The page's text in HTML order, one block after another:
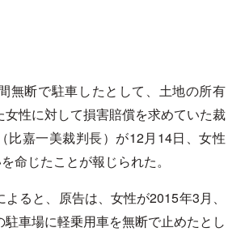
無断で駐車したとして、土地の所有
女性に対して損害賠償を求めていた裁
比嘉一美裁判長）が12月14日、女性
命じたことが報じられた。
ると、原告は、女性が2015年3月、
駐車場に軽乗用車を無断で止めたとし